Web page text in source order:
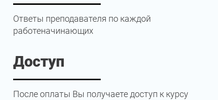
Ответы преподавателя по каждой
работеначинающих
Доступ
После оплаты Вы получаете доступ к курсу